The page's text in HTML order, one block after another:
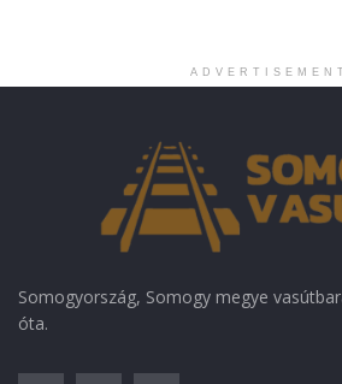
ADVERTISEMENT
Somogyország, Somogy megye
óta.